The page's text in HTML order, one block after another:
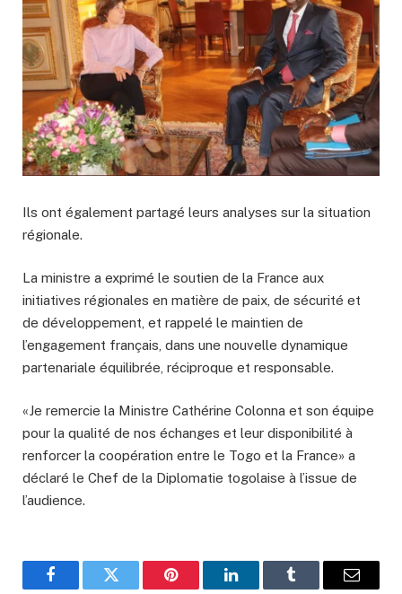
Ils ont également partagé leurs analyses sur la situation
régionale.
La ministre a exprimé le soutien de la France aux
initiatives régionales en matière de paix, de sécurité et
de développement, et rappelé le maintien de
l’engagement français, dans une nouvelle dynamique
partenariale équilibrée, réciproque et responsable.
«Je remercie la Ministre Cathérine Colonna et son équipe
pour la qualité de nos échanges et leur disponibilité à
renforcer la coopération entre le Togo et la France» a
déclaré le Chef de la Diplomatie togolaise à l’issue de
l’audience.
FacebookTwitter Pinterest LinkedInTumblr Email